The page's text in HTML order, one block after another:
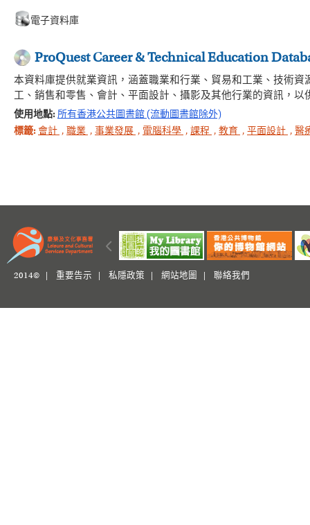
電子資料庫
ProQuest Career & Technical Education
本資料庫提供就業資訊，涵蓋職業和行業、貿易和工業、技術
工、銷售和零售、會計、平面設計、攝影及其他行業的資訊，以
使用地點: 所有香港公共圖書館 (流動圖書館除外)
標籤: 會計 , 職業 , 事業發展 , 電腦科學 , 課程 , 教育 , 平面設計 , 醫
2014© | 重要告示 私隱政策 網站地圖 聯絡我們